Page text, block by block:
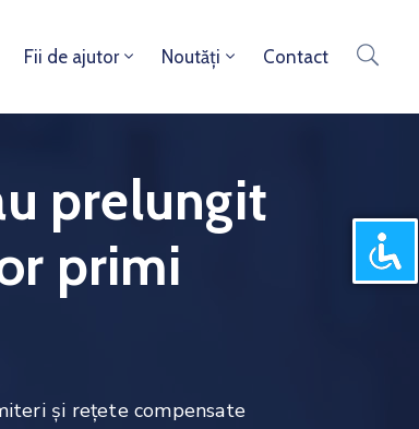
Fii de ajutor Noutăți Contact
prelungit
primi
și rețete compensate